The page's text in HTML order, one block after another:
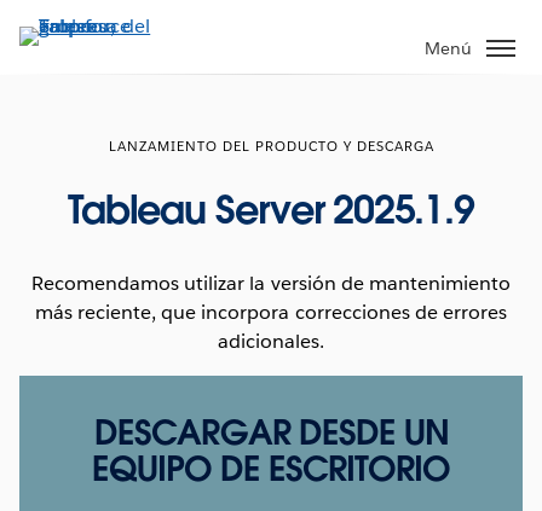
Menú
LANZAMIENTO DEL PRODUCTO Y DESCARGA
Tableau Server 2025.1.9
Recomendamos utilizar la versión de mantenimiento
más reciente, que incorpora correcciones de errores
adicionales.
DESCARGAR DESDE UN
EQUIPO DE ESCRITORIO